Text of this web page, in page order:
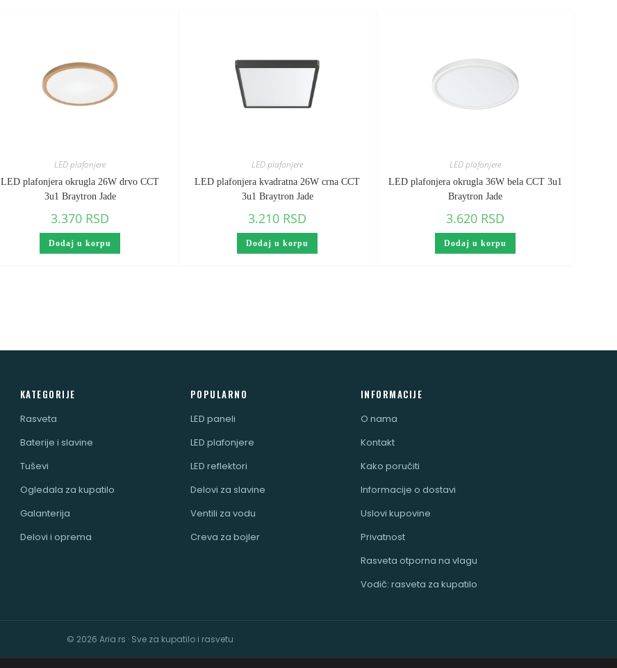
LED plafonjere
LED plafonjera okrugla 26W drvo CCT
3u1 Braytron Jade
3.370 RSD
Dodaj u korpu
LED plafonjere
LED plafonjera kvadratna 26W crna CCT
3u1 Braytron Jade
3.210 RSD
Dodaj u korpu
LED plafonjere
LED plafonjera okrugla 36W bela CCT 3u1
Braytron Jade
3.620 RSD
Dodaj u korpu
KATEGORIJE
Rasveta
Baterije i slavine
Tuševi
Ogledala za kupatilo
Galanterija
Delovi i oprema
POPULARNO
LED paneli
LED plafonjere
LED reflektori
Delovi za slavine
Ventili za vodu
Creva za bojler
INFORMACIJE
O nama
Kontakt
Kako poručiti
Informacije o dostavi
Uslovi kupovine
Privatnost
Rasveta otporna na vlagu
Vodič: rasveta za kupatilo
© 2026 Aria.rs · Sve za kupatilo i rasvetu